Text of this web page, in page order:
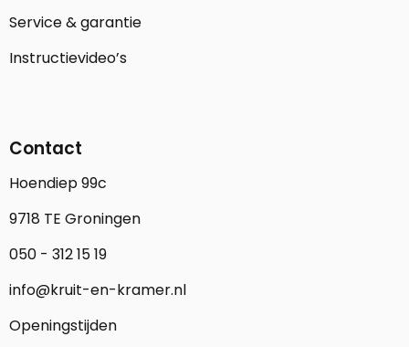
Service & garantie
Instructievideo’s
Contact
Hoendiep 99c
9718 TE Groningen
050 - 312 15 19
info@kruit-en-kramer.nl
Openingstijden